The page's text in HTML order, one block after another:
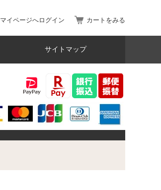
マイページへログイン カートをみる
サイトマップ